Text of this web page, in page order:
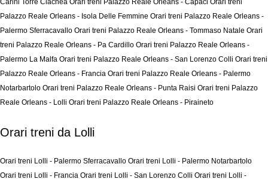
Carini Torre Ciachea Orari treni Palazzo Reale Orleans - Capaci Orari treni
Palazzo Reale Orleans - Isola Delle Femmine Orari treni Palazzo Reale Orleans -
Palermo Sferracavallo Orari treni Palazzo Reale Orleans - Tommaso Natale Orari
treni Palazzo Reale Orleans - Pa Cardillo Orari treni Palazzo Reale Orleans -
Palermo La Malfa Orari treni Palazzo Reale Orleans - San Lorenzo Colli Orari treni
Palazzo Reale Orleans - Francia Orari treni Palazzo Reale Orleans - Palermo
Notarbartolo Orari treni Palazzo Reale Orleans - Punta Raisi Orari treni Palazzo
Reale Orleans - Lolli Orari treni Palazzo Reale Orleans - Piraineto
Orari treni da Lolli
Orari treni Lolli - Palermo Sferracavallo Orari treni Lolli - Palermo Notarbartolo
Orari treni Lolli - Francia Orari treni Lolli - San Lorenzo Colli Orari treni Lolli -